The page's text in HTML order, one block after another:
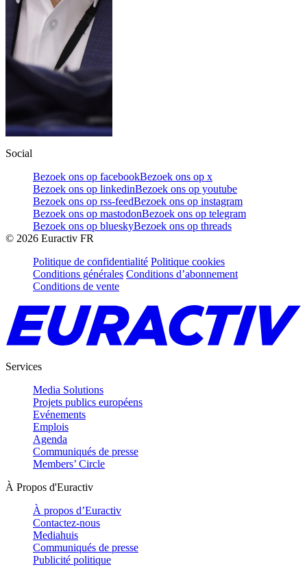
Social
Bezoek ons op facebookBezoek ons op x
Bezoek ons op linkedinBezoek ons op youtube
Bezoek ons op rss-feedBezoek ons op instagram
Bezoek ons op mastodonBezoek ons op telegram
Bezoek ons op blueskyBezoek ons op threads
© 2026 Euractiv FR
Politique de confidentialité Politique cookies
Conditions générales Conditions d’abonnement
Conditions de vente
Services
Media Solutions
Projets publics européens
Evénements
Emplois
Agenda
Communiqués de presse
Members’ Circle
À Propos d'Euractiv
À propos d’Euractiv
Contactez-nous
Mediahuis
Communiqués de presse
Publicité politique